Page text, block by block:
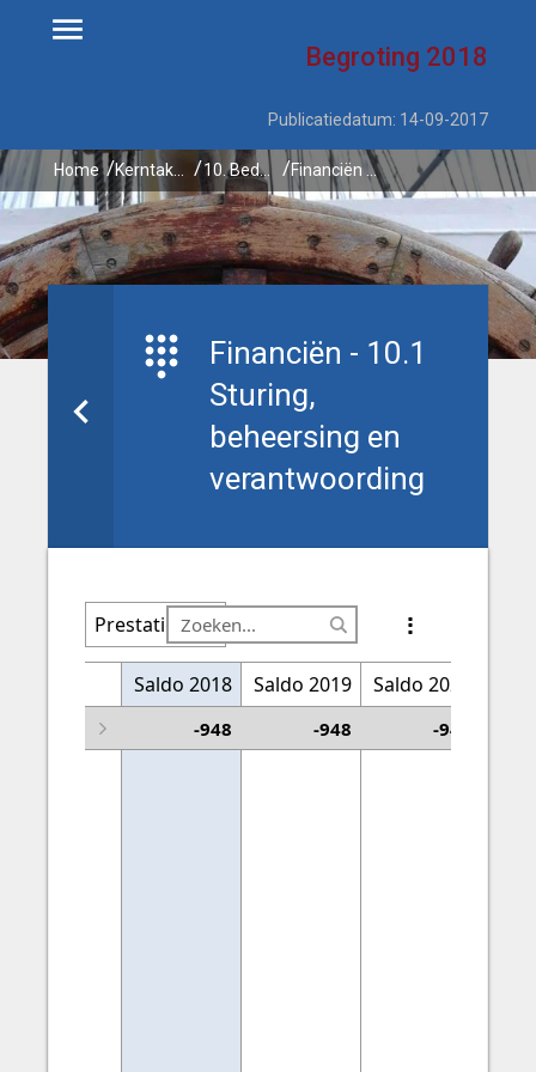
Begroting 2018
Publicatiedatum: 14-09-2017
Home 10. Bedrijfsvoering Financiën - 10.1 Sturing, beheersing en verantwoording
Financiën - 10.1
Sturing,
beheersing en
verantwoording
Prestatie
Financiering
Saldo 2018 Saldo 2019 Saldo 2020
Overige prestaties
-948 -948 -948